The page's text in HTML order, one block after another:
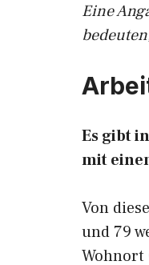
Eine
Es gibt
mit
Von
und 79
Wohnort